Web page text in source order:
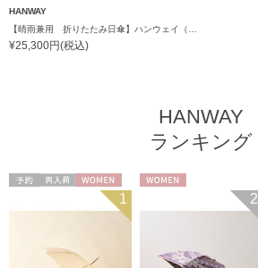
HANWAY
¥25,300円(税込)
HANWAY
ランキング
WOMEN 1 2